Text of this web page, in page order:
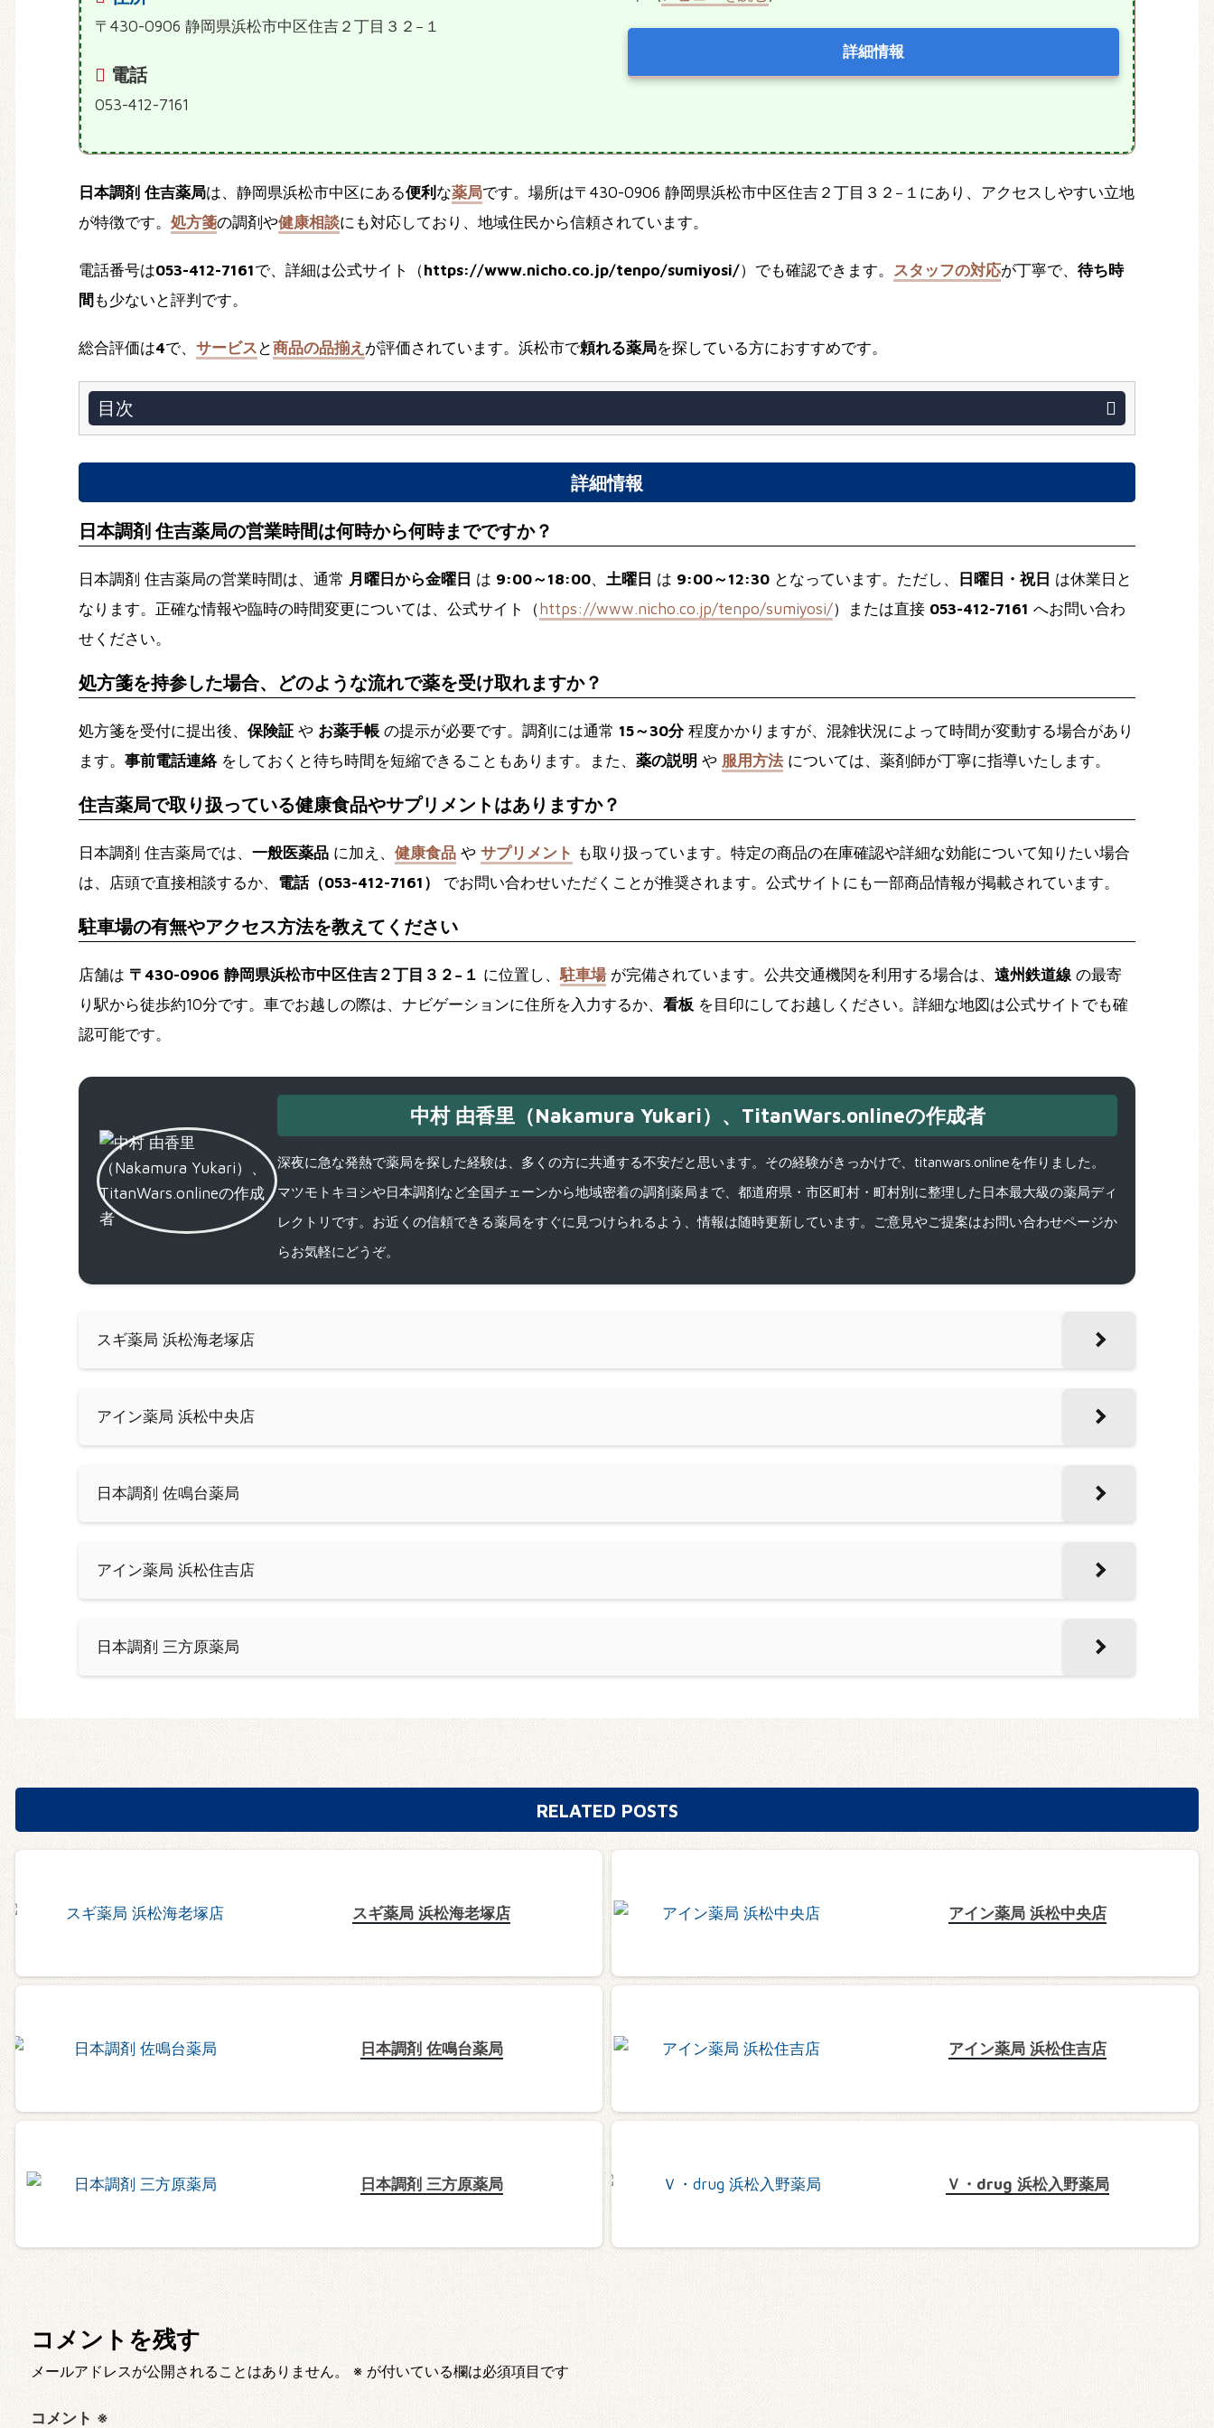
〒430-0906 静岡県浜松市中区住吉２丁目３２−１
電話
053-412-7161
詳細情報
日本調剤 住吉薬局は、静岡県浜松市中区にある便利 な薬局です。場所は〒430-0906 静岡県浜松市中区住吉２丁目３２−１にあり、アクセスしやすい立地
が特徴です。 処方箋の調剤や健康相談にも対応しており、地域住民から信頼されています。
電話番号は053-412-7161で、詳細は公式サイト（https://www.nicho.co.jp/tenpo/sumiyosi/）でも確認できます。 スタッフの対応が丁寧で、 待ち時
間 も少ないと評判です。
総合評価は4で、 サービス と商品の品揃え が評価されています。浜松市で頼れる薬局を探している方におすすめです。
目次
詳細情報
日本調剤 住吉薬局の営業時間は何時から何時までですか？
日本調剤 住吉薬局の営業時間は、通常 月曜日から金曜日 は 9:00～18:00、 土曜日 は 9:00～12:30 となっています。ただし、 日曜日・祝日 は休業日と
なります。正確な情報や臨時の時間変更については、公式サイト（https://www.nicho.co.jp/tenpo/sumiyosi/）または直接 053-412-7161 へお問い合わ
せください。
処方箋を持参した場合、どのような流れで薬を受け取れますか？
処方箋を受付に提出後、 保険証 や お薬手帳 の提示が必要です。調剤には通常 15～30分 程度かかりますが、混雑状況によって時間が変動する場合があり
ます。 事前電話連絡をしておくと待ち時間を短縮できることもあります。また、 薬の説明 や 服用方法 については、薬剤師が丁寧に指導いたします。
住吉薬局で取り扱っている健康食品やサプリメントはありますか？
日本調剤 住吉薬局では、 一般医薬品 に加え、 健康食品 や サプリメント も取り扱っています。特定の商品の在庫確認や詳細な効能について知りたい場合
は、店頭で直接相談するか、 電話（053-412-7161） でお問い合わせいただくことが推奨されます。公式サイトにも一部商品情報が掲載されています。
駐車場の有無やアクセス方法を教えてください
店舗は 〒430-0906 静岡県浜松市中区住吉２丁目３２−１ に位置し、 駐車場 が完備されています。公共交通機関を利用する場合は、 遠州鉄道線 の最寄
り駅から徒歩約10分です。車でお越しの際は、ナビゲーションに住所を入力するか、 看板 を目印にしてお越しください。詳細な地図は公式サイトでも確
認可能です。
中村 由香里（Nakamura Yukari）、TitanWars.onlineの作成者
深夜に急な発熱で薬局を探した経験は、多くの方に共通する不安だと思います。その経験がきっかけで、titanwars.onlineを作りました。
マツモトキヨシや日本調剤など全国チェーンから地域密着の調剤薬局まで、都道府県・市区町村・町村別に整理した日本最大級の薬局ディ
レクトリです。お近くの信頼できる薬局をすぐに見つけられるよう、情報は随時更新しています。ご意見やご提案はお問い合わせページか
らお気軽にどうぞ。
スギ薬局 浜松海老塚店
アイン薬局 浜松中央店
日本調剤 佐鳴台薬局
アイン薬局 浜松住吉店
日本調剤 三方原薬局
RELATED POSTS
スギ薬局 浜松海老塚店 アイン薬局 浜松中央店
日本調剤 佐鳴台薬局 アイン薬局 浜松住吉店
日本調剤 三方原薬局 Ｖ・drug 浜松入野薬局
コメントを残す
メールアドレスが公開されることはありません。 ※ が付いている欄は必須項目です
コメント ※